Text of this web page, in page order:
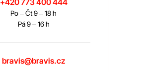
Po – Čt 9 – 18 h
Pá 9 – 16 h
bravis@bravis.cz